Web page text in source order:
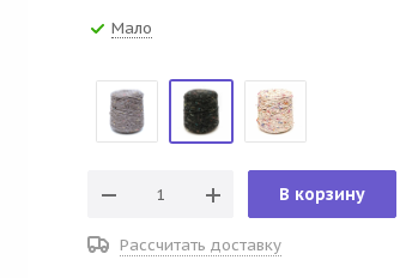
Мало
В корзину
Рассчитать доставку